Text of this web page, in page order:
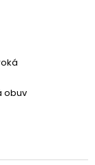
obuv